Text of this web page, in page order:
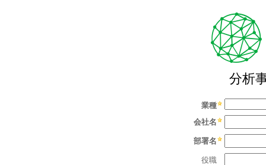
業種
会社名
部署名
役職
分析